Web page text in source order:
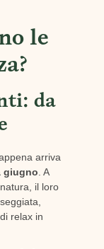
le
da
arriva
giugno . A
il loro
relax in